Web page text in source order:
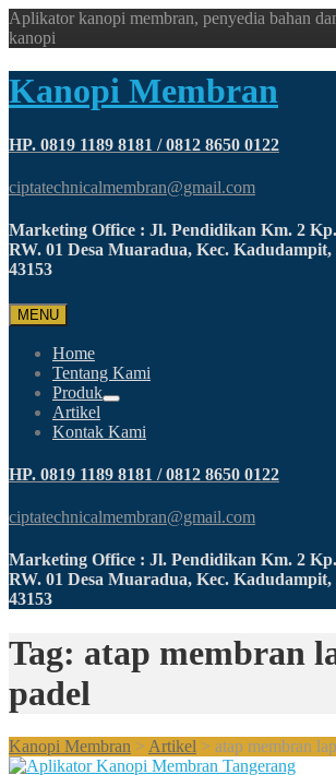
Aplikator kanopi membran, penyedia bahan
kanopi
Kanopi Membran
HP. 0819 1189 8181 / 0812 8650 0122
ciptatechnicalmembran@gmail.com
Marketing Office : Jl. Pendidikan Km. 2
RW. 01 Desa Muaradua, Kec.
43153
MENU
Home
Tentang Kami
Produk
Artikel
Kontak Kami
HP. 0819 1189 8181 / 0812 8650 0122
ciptatechnicalmembran@gmail.com
Marketing Office : Jl. Pendidikan Km. 2
RW. 01 Desa Muaradua, Kec.
43153
Tag: atap membran
padel
Kanopi Membran > Artikel > atap membran